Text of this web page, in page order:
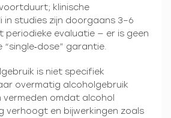
klinische
in studies zijn doorgaans 3–6
periodieke evaluatie — er is geen
“single‑dose” garantie.
is niet specifiek
overmatig alcoholgebruik
omdat alcohol
verhoogt en bijwerkingen zoals